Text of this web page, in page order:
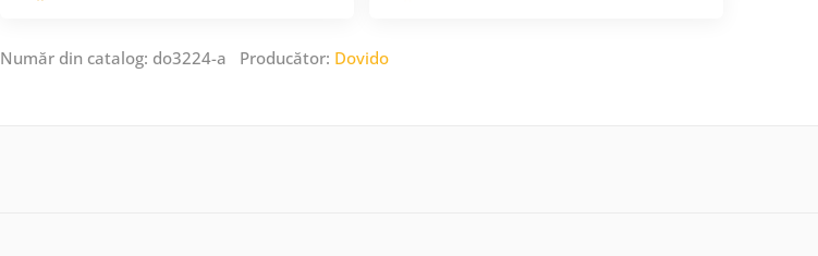
Număr din catalog: do3224-a Producător: Dovido